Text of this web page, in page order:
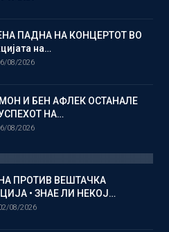
ПАДНА НА КОНЦЕРТОТ ВО
на…
08/2026
И БЕН АФЛЕК ОСТАНАЛЕ
НА…
08/2026
ПРОТИВ ВЕШТАЧКА
• ЗНАЕ ЛИ НЕКОЈ…
08/2026